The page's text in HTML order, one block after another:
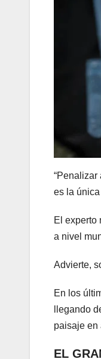
es la
El experto
a nivel
Advierte,
En los
llegando
paisaje en
EL